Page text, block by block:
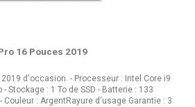
16 Pouces 2019
d'occasion. - Processeur : Intel Core i9
- Stockage : 1 To de SSD - Batterie : 133
Couleur : ArgentRayure d'usage Garantie : 3